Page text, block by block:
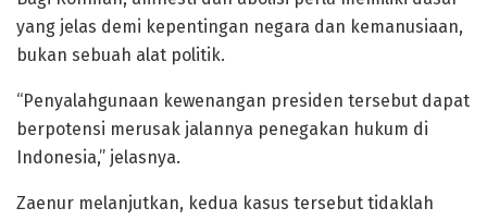
yang jelas demi kepentingan negara dan kemanusiaan,
bukan sebuah alat politik.
“Penyalahgunaan kewenangan presiden tersebut dapat
berpotensi merusak jalannya penegakan hukum di
Indonesia,” jelasnya.
Zaenur melanjutkan, kedua kasus tersebut tidaklah